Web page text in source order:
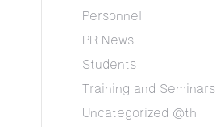
Personnel
PR News
Students
Training and Seminars
Uncategorized @th